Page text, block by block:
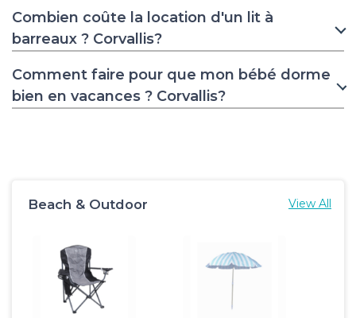
Combien coûte la location d'un lit à
barreaux ? Corvallis?
Comment faire pour que mon bébé dorme
bien en vacances ? Corvallis?
Beach & Outdoor View All